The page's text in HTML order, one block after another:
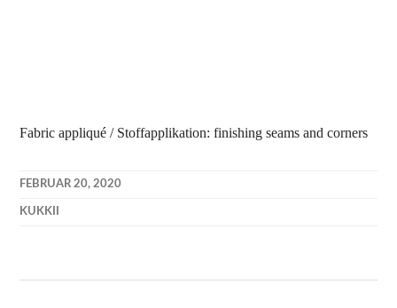
Fabric appliqué / Stoffapplikation: finishing seams and corners
FEBRUAR 20, 2020
KUKKII